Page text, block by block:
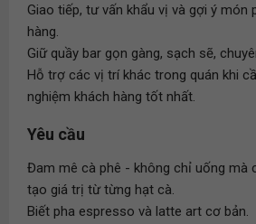
Giao tiếp, tư vấn khẩu vị và gợi ý món
hàng.
Giữ quầy bar gọn gàng, sạch sẽ,
Hỗ trợ các vị trí khác trong quán khi
nghiệm khách hàng tốt nhất.
Yêu cầu
Đam mê cà phê - không chỉ uống mà
tạo giá trị từ từng hạt cà.
Biết pha espresso và latte art cơ bản.